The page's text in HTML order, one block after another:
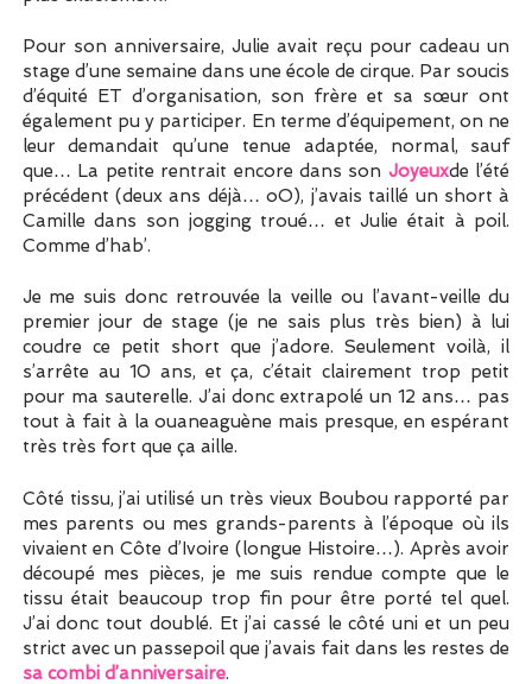
Pour son anniversaire, Julie avait reçu pour cadeau un
stage d’une semaine dans une école de cirque. Par soucis
d’équité ET d’organisation, son frère et sa sœur ont
également pu y participer. En terme d’équipement, on ne
leur demandait qu’une tenue adaptée, normal, sauf
que… La petite rentrait encore dans son Joyeuxde l’été
précédent (deux ans déjà… oO), j’avais taillé un short à
Camille dans son jogging troué… et Julie était à poil.
Comme d’hab’.
Je me suis donc retrouvée la veille ou l’avant-veille du
premier jour de stage (je ne sais plus très bien) à lui
coudre ce petit short que j’adore. Seulement voilà, il
s’arrête au 10 ans, et ça, c’était clairement trop petit
pour ma sauterelle. J’ai donc extrapolé un 12 ans… pas
tout à fait à la ouaneaguène mais presque, en espérant
très très fort que ça aille.
Côté tissu, j’ai utilisé un très vieux Boubou rapporté par
mes parents ou mes grands-parents à l’époque où ils
vivaient en Côte d’Ivoire (longue Histoire…). Après avoir
découpé mes pièces, je me suis rendue compte que le
tissu était beaucoup trop fin pour être porté tel quel.
J’ai donc tout doublé. Et j’ai cassé le côté uni et un peu
strict avec un passepoil que j’avais fait dans les restes de
sa combi d’anniversaire.